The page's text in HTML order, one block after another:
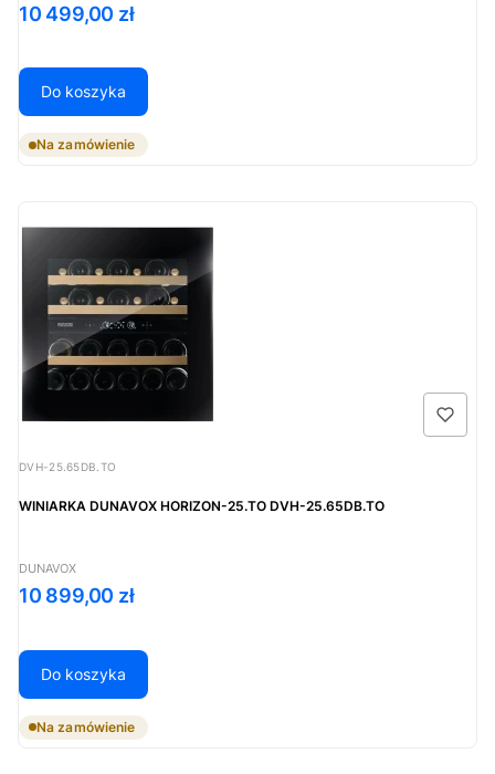
Cena
10 499,00 zł
Do koszyka
Na zamówienie
Kod produktu
DVH-25.65DB.TO
WINIARKA DUNAVOX HORIZON-25.TO DVH-25.65DB.TO
PRODUCENT
DUNAVOX
Cena
10 899,00 zł
Do koszyka
Na zamówienie